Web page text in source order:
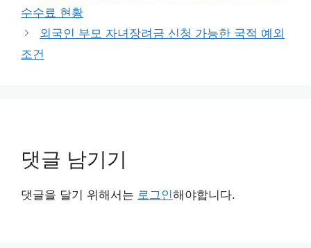
리
수수료 현황
외국인 부모 자녀장려금 신청 가능한 국적 예외
조건
댓글 남기기
댓글을 달기 위해서는 로그인해야합니다.